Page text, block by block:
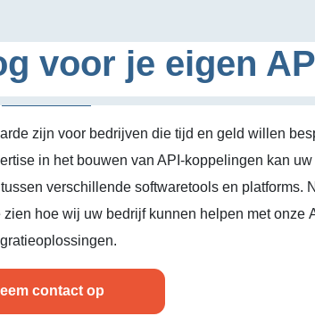
voor je eigen
zijn voor bedrijven die tijd en geld willen
in het bouwen van API-koppelingen kan
verschillende softwaretools en platforms.
hoe wij uw bedrijf kunnen helpen met onze
contact op